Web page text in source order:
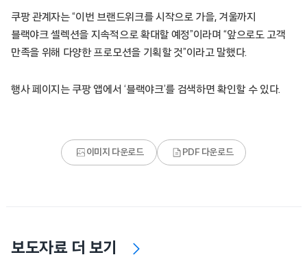
쿠팡 관계자는 “이번 브랜드위크를 시작으로 가을, 겨울까지
블랙야크 셀렉션을 지속적으로 확대할 예정”이라며 “앞으로도 고객
만족을 위해 다양한 프로모션을 기획할 것”이라고 말했다.
행사 페이지는 쿠팡 앱에서 ‘블랙야크’를 검색하면 확인할 수 있다.
이미지 다운로드 PDF 다운로드
보도자료 더 보기